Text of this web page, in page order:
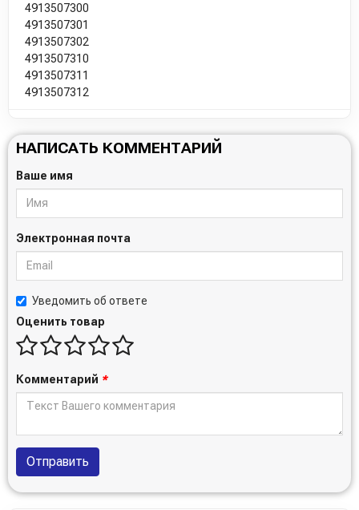
4913507300
4913507301
4913507302
4913507310
4913507311
4913507312
НАПИСАТЬ КОММЕНТАРИЙ
Ваше имя
Электронная почта
Уведомить об ответе
Оценить товар
Комментарий *
Отправить